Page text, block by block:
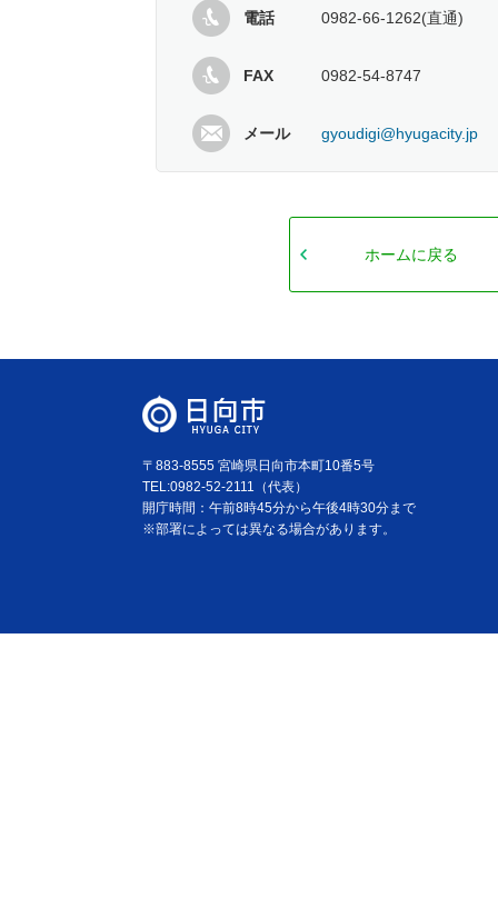
電話 0982-66-1262(直通)
FAX 0982-54-8747
メール gyoudigi@hyugacity.jp
ホームに戻る
〒883-8555 宮崎県日向市本町10番5号
TEL:0982-52-2111（代表）
開庁時間：午前8時45分から午後4時30分まで
※部署によっては異なる場合があります。